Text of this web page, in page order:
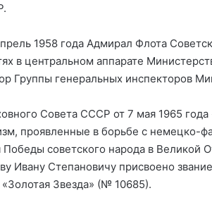
1958 года Адмирал Флота
в центральном аппарате
Группы генеральных инспекторов
Совета СССР от 7 мая 1965 года
проявленные в борьбе с немецко-
советского народа в Великой
Ивану Степановичу присвоено
Звезда» (№ 10685).